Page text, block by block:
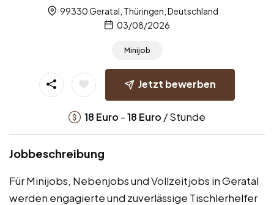
99330 Geratal, Thüringen, Deutschland
03/08/2026
Minijob
Jetzt bewerben
18 Euro -18 Euro / Stunde
Jobbeschreibung
Für Minijobs, Nebenjobs und Vollzeitjobs in Geratal
werden engagierte und zuverlässige Tischlerhelfer